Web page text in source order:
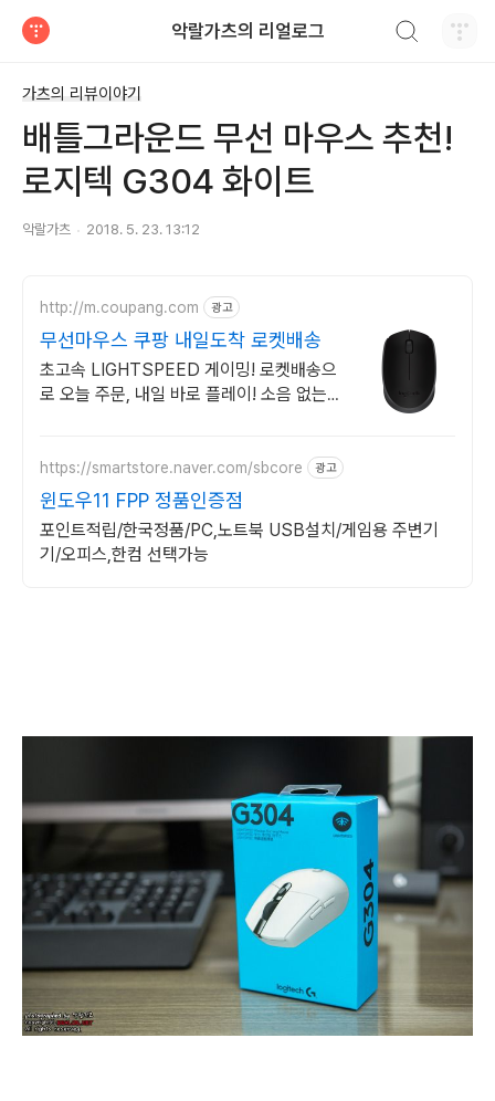
악랄가츠의 리얼로그
가츠의 리뷰이야기
배틀그라운드 무선 마우스 추천!
로지텍 G304 화이트
악랄가츠 2018. 5. 23. 13:12
http://m.coupang.com 광고
무선마우스 쿠팡 내일도착 로켓배송
초고속 LIGHTSPEED 게이밍! 로켓배송으
로 오늘 주문, 내일 바로 플레이! 소음 없는
https://smartstore.naver.com/sbcore 광고
윈도우11 FPP 정품인증점
포인트적립/한국정품/PC,노트북 USB설치/게임용 주변기
기/오피스,한컴 선택가능